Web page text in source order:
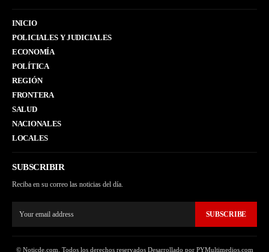
INICIO
POLICIALES Y JUDICIALES
ECONOMÍA
POLÍTICA
REGIÓN
FRONTERA
SALUD
NACIONALES
LOCALES
SUBSCRIBIR
Reciba en su correo las noticias del día.
SUBSCRIBE
© Noticde.com. Todos los derechos reservados Desarrollado por PYMultimedios.com